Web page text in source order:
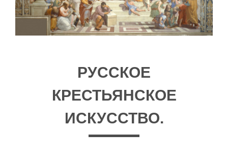
РУССКОЕ
КРЕСТЬЯНСКОЕ
ИСКУССТВО.